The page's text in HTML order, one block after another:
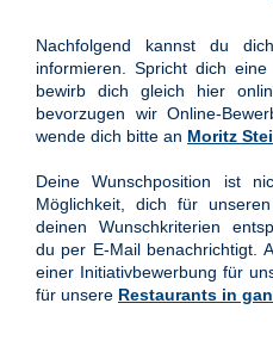
Nachfolgend kannst du
informieren. Spricht dich
bewirb dich gleich hier
bevorzugen wir Online-
wende dich bitte an Moritz
Deine Wunschposition ist
Möglichkeit, dich für
deinen Wunschkriterien
du per E-Mail benachrichtigt.
einer Initiativbewerbung für
für unsere Restaurants in